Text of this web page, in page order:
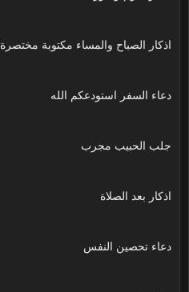
اذكار الصباح والمساء مكتوبة مختصرة
دعاء السفر استودعكم الله
جلب الحبيب مجرب
اذكار بعد الصلاة
دعاء تحصين النفس